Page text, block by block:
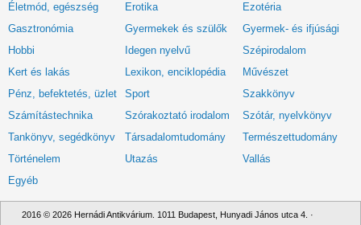
Életmód, egészség Erotika
Ezotéria
Gasztronómia
Gyermekek és szülők
Gyermek- és ifjúsági
Hobbi
Idegen nyelvű
Szépirodalom
Kert és lakás
Lexikon, enciklopédia
Művészet
Pénz, befektetés, üzlet
Sport
Szakkönyv
Számítástechnika
Szórakoztató irodalom
Szótár, nyelvkönyv
Tankönyv, segédkönyv
Társadalomtudomány
Természettudomány
Történelem
Utazás
Vallás
Egyéb
2016 © 2026 Hernádi Antikvárium. 1011 Budapest, Hunyadi János utca 4. ·